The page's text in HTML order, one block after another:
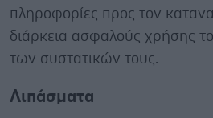
πληροφορίες προς τον
διάρκεια ασφαλούς χρήσης
των συστατικών τους.
Λιπάσματα